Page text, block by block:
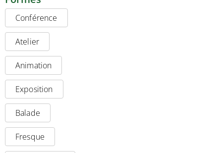
Conférence
Atelier
Animation
Exposition
Balade
Fresque